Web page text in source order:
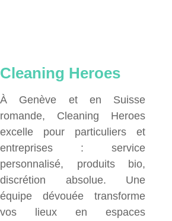
Cleaning Heroes
À Genève et en Suisse
romande, Cleaning Heroes
excelle pour particuliers et
entreprises : service
personnalisé, produits bio,
discrétion absolue. Une
équipe dévouée transforme
vos lieux en espaces